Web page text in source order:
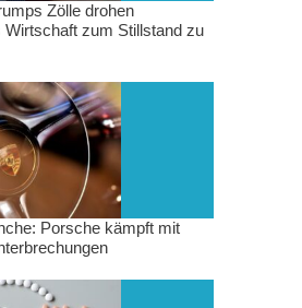
Zölle drohen
Wirtschaft zum Stillstand zu
Porsche kämpft mit